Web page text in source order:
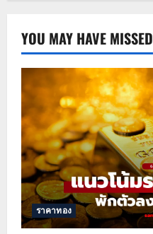
YOU MAY HAVE MISSED
ราคาทอง